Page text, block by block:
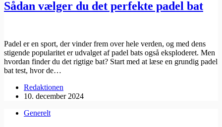
Sådan vælger du det perfekte padel bat
Padel er en sport, der vinder frem over hele verden, og med dens
stigende popularitet er udvalget af padel bats også eksploderet. Men
hvordan finder du det rigtige bat? Start med at læse en grundig padel
bat test, hvor de…
Redaktionen
10. december 2024
Generelt